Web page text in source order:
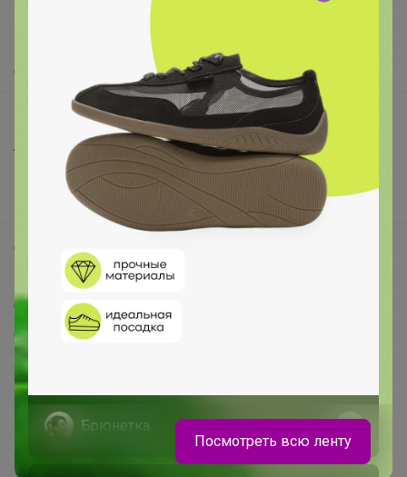
Защита покупателя
О нас
Все предложения
Анонсы
Новости
Поддержка альпак
Самое выгодное
Хиты продаж
Самое желанное
Самое быстрое
Начать зарабатывать с 24-ok
Picabox.ru - Лучшее место для ваших изображений
Розыгрыш - Генератор случайных чисел
Пульс нашего маркетплейса
Брюнетка
Посмотреть всю ленту